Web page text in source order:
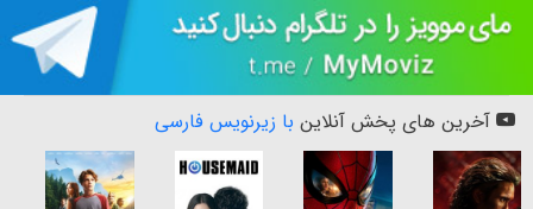
آخرین های پخش آنلاین با زیرنویس فارسی